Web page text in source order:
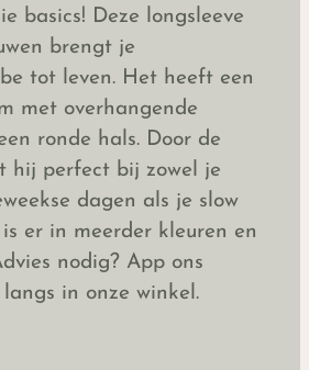
basics! Deze longsleeve
brengt je
tot leven. Het heeft een
met overhangende
ronde hals. Door de
hij perfect bij zowel je
dagen als je slow
er in meerder kleuren en
nodig? App ons
in onze winkel.